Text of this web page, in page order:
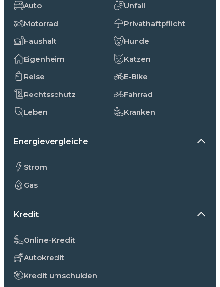
Auto
Motorrad
Haushalt
Eigenheim
Reise
Rechtsschutz
Leben
Unfall
Privathaftpflicht
Hunde
Katzen
E-Bike
Fahrrad
Kranken
Energievergleiche
Strom
Gas
Kredit
Online-Kredit
Autokredit
Kredit umschulden